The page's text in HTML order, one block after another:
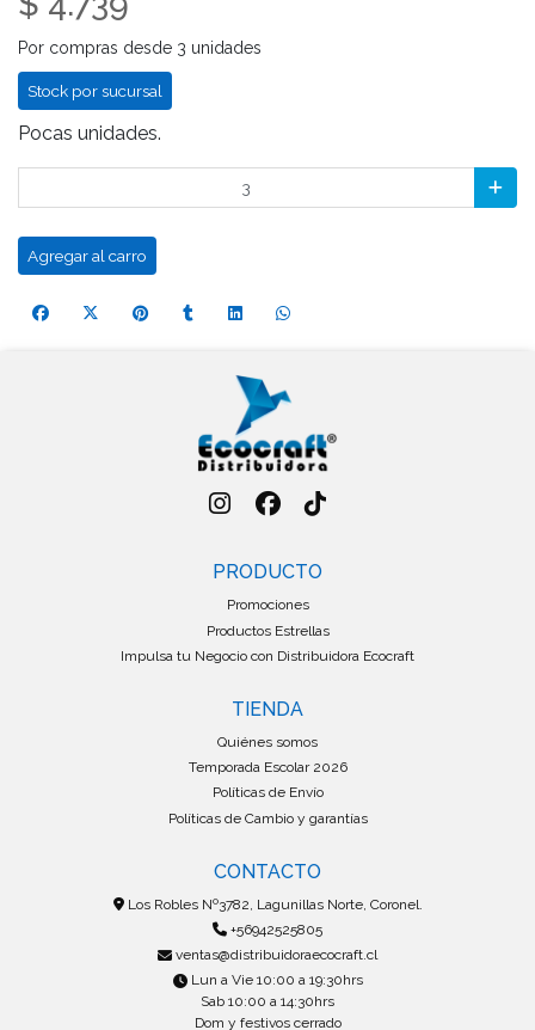
Por compras desde 3 unidades
Stock por sucursal
Pocas unidades.
Agregar al carro
PRODUCTO
Promociones
Productos Estrellas
Impulsa tu Negocio con Distribuidora Ecocraft
TIENDA
Quiénes somos
Temporada Escolar 2026
Políticas de Envío
Políticas de Cambio y garantías
CONTACTO
Los Robles Nº3782, Lagunillas Norte, Coronel.
+56942525805
ventas@distribuidoraecocraft.cl
Lun a Vie 10:00 a 19:30hrs
Sab 10:00 a 14:30hrs
Dom y festivos cerrado